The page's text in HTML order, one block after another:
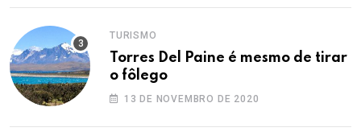
TURISMO
Torres Del Paine é mesmo de tirar
o fôlego
13 DE NOVEMBRO DE 2020